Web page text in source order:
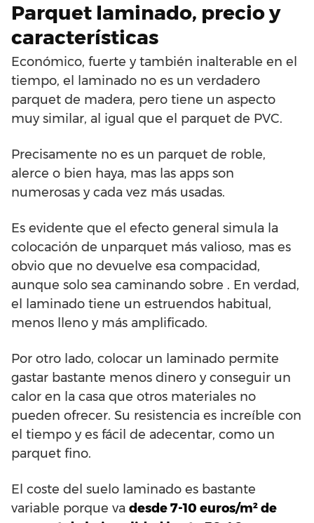
Parquet laminado, precio y
características
Económico, fuerte y también inalterable en el
tiempo, el laminado no es un verdadero
parquet de madera, pero tiene un aspecto
muy similar, al igual que el parquet de PVC.
Precisamente no es un parquet de roble,
alerce o bien haya, mas las apps son
numerosas y cada vez más usadas.
Es evidente que el efecto general simula la
colocación de unparquet más valioso, mas es
obvio que no devuelve esa compacidad,
aunque solo sea caminando sobre . En verdad,
el laminado tiene un estruendos habitual,
menos lleno y más amplificado.
Por otro lado, colocar un laminado permite
gastar bastante menos dinero y conseguir un
calor en la casa que otros materiales no
pueden ofrecer. Su resistencia es increíble con
el tiempo y es fácil de adecentar, como un
parquet fino.
El coste del suelo laminado es bastante
variable porque va desde 7-10 euros/m² de